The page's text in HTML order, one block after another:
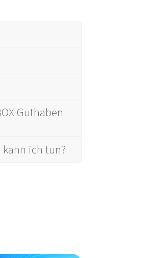
Guthaben
kann ich tun?